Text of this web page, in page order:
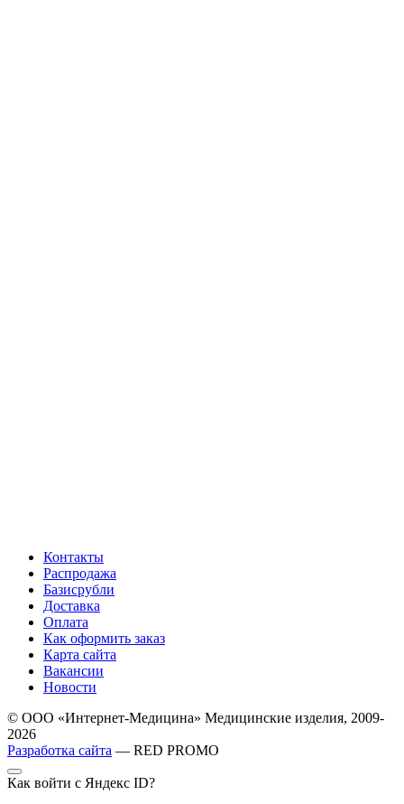
Контакты
Распродажа
Базисрубли
Доставка
Оплата
Как оформить заказ
Карта сайта
Вакансии
Новости
© ООО «Интернет-Медицина» Медицинские изделия, 2009-
2026
Разработка сайта — RED PROMO
Как войти с Яндекс ID?